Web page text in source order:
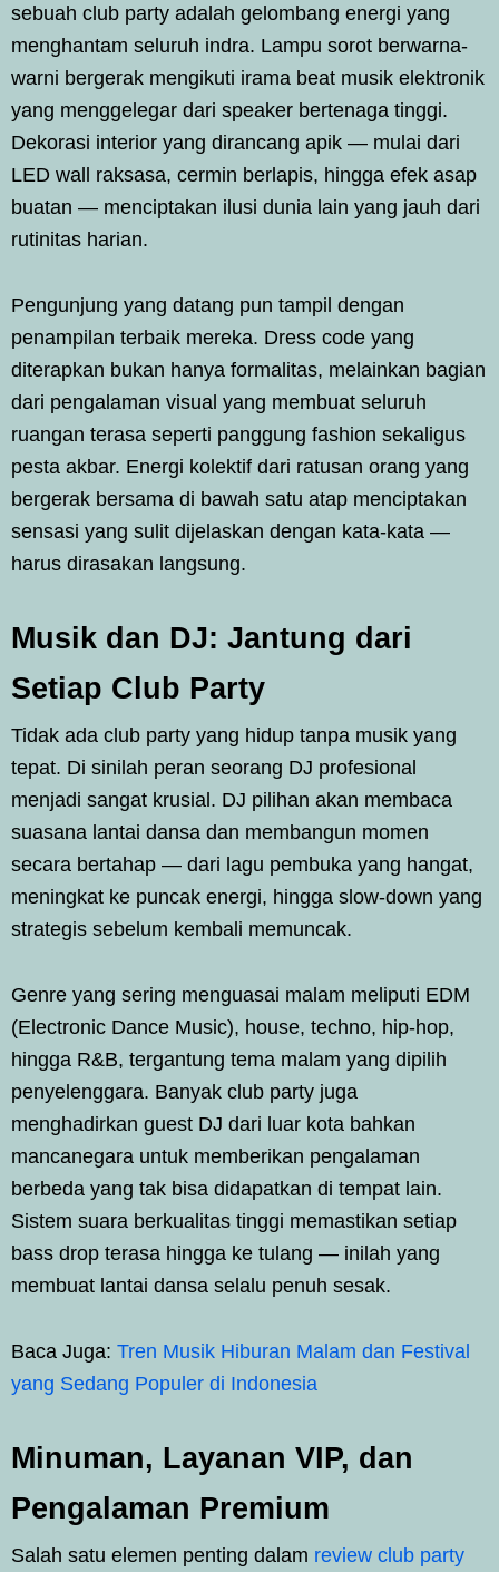
sebuah club party adalah gelombang energi yang
menghantam seluruh indra. Lampu sorot berwarna-
warni bergerak mengikuti irama beat musik elektronik
yang menggelegar dari speaker bertenaga tinggi.
Dekorasi interior yang dirancang apik — mulai dari
LED wall raksasa, cermin berlapis, hingga efek asap
buatan — menciptakan ilusi dunia lain yang jauh dari
rutinitas harian.
Pengunjung yang datang pun tampil dengan
penampilan terbaik mereka. Dress code yang
diterapkan bukan hanya formalitas, melainkan bagian
dari pengalaman visual yang membuat seluruh
ruangan terasa seperti panggung fashion sekaligus
pesta akbar. Energi kolektif dari ratusan orang yang
bergerak bersama di bawah satu atap menciptakan
sensasi yang sulit dijelaskan dengan kata-kata —
harus dirasakan langsung.
Musik dan DJ: Jantung dari
Setiap Club Party
Tidak ada club party yang hidup tanpa musik yang
tepat. Di sinilah peran seorang DJ profesional
menjadi sangat krusial. DJ pilihan akan membaca
suasana lantai dansa dan membangun momen
secara bertahap — dari lagu pembuka yang hangat,
meningkat ke puncak energi, hingga slow-down yang
strategis sebelum kembali memuncak.
Genre yang sering menguasai malam meliputi EDM
(Electronic Dance Music), house, techno, hip-hop,
hingga R&B, tergantung tema malam yang dipilih
penyelenggara. Banyak club party juga
menghadirkan guest DJ dari luar kota bahkan
mancanegara untuk memberikan pengalaman
berbeda yang tak bisa didapatkan di tempat lain.
Sistem suara berkualitas tinggi memastikan setiap
bass drop terasa hingga ke tulang — inilah yang
membuat lantai dansa selalu penuh sesak.
Baca Juga: Tren Musik Hiburan Malam dan Festival
yang Sedang Populer di Indonesia
Minuman, Layanan VIP, dan
Pengalaman Premium
Salah satu elemen penting dalam review club party